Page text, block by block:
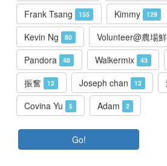
Frank Tsang 155 Kimmy 129
Kevin Ng 80 Volunteer@農場
Pandora 48 Walkermix 43
振奮 12 Joseph chan 12
Covina Yu 5 Adam 2
Go!